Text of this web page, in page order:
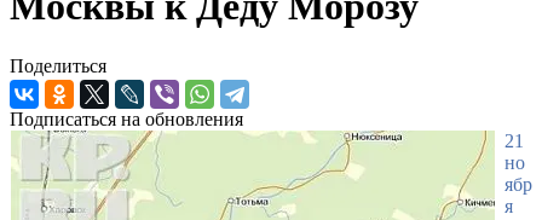
Поделиться
Подписаться на обновления
21
но
ябр
я